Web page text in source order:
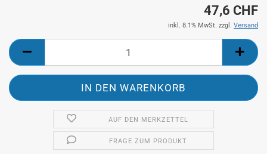
47,6 CHF
inkl. 8.1% MwSt. zzgl. Versand
AUF DEN MERKZETTEL
FRAGE ZUM PRODUKT